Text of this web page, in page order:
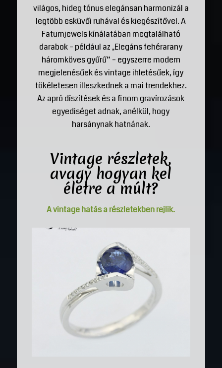
világos, hideg tónus elegánsan harmonizál a
legtöbb esküvői ruhával és kiegészítővel. A
Fatumjewels kínálatában megtalálható
darabok – például az „Elegáns fehérarany
háromköves gyűrű” – egyszerre modern
megjelenésűek és vintage ihletésűek, így
tökéletesen illeszkednek a mai trendekhez.
Az apró díszítések és a finom gravírozások
egyediséget adnak, anélkül, hogy
harsánynak hatnának.
Vintage részletek,
avagy hogyan kel
életre a múlt?
A vintage hatás a részletekben rejlik.